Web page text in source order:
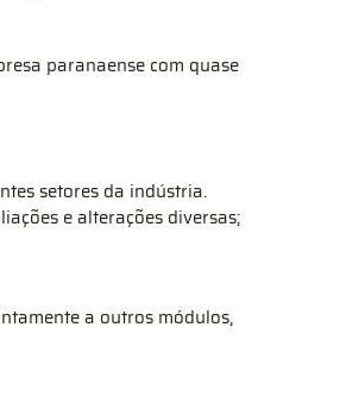
paranaense com quase
setores da indústria.
e alterações diversas;
a outros módulos,